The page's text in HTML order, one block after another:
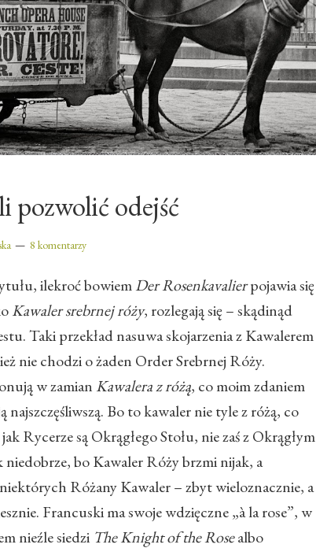
pozwolić odejść
8 komentarzy
ilekroć bowiemDerRosenkavalierpojawia się
Kawaler srebrnej róży, rozlegają się – skądinąd
Taki przekład nasuwa skojarzenia z Kawalerem
nie chodzi o żaden Order Srebrnej Róży.
w zamian Kawalera z różą, co moim zdaniem
najszczęśliwszą. Bo to kawaler nie tyle z różą, co
Rycerze są Okrągłego Stołu, nie zaś z Okrągłym
niedobrze, bo Kawaler Róży brzmi nijak, a
Różany Kawaler – zbyt wieloznacznie, a
Francuski ma swoje wdzięczne „à la rose”, w
nieźle siedzi The Knight of the Rosealbo